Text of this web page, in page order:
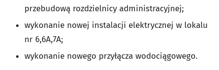
przebudową rozdzielnicy administracyjnej;
wykonanie nowej instalacji elektrycznej w lokalu
nr 6,6A,7A;
wykonanie nowego przyłącza wodociągowego.